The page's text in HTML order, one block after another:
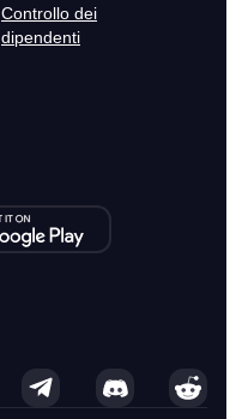
Controllo dei
dipendenti